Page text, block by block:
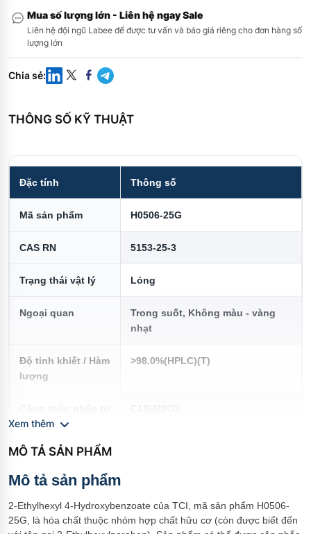
Mua số lượng lớn - Liên hệ ngay Sale
Liên hệ đội ngũ Labee để được tư vấn và báo giá riêng cho đơn hàng số
lượng lớn
Chia sẻ:
MÔ TẢ SẢN PHẨM
Mô tả sản phẩm
2-Ethylhexyl 4-Hydroxybenzoate của TCI, mã sản phẩm H0506-
25G, là hóa chất thuộc nhóm hợp chất hữu cơ (còn được biết đến
THÔNG SỐ KỸ THUẬT
Đặc tính Thông số
Mã sản phẩm H0506-25G
CAS RN 5153-25-3
Trạng thái vật lý Lỏng
Ngoại quan
Trong suốt, Không màu - vàng
nhạt
Độ tinh khiết / Hàm
lượng
>98.0%(HPLC)(T)
Tỷ trọng / Khối
lượng riêng
Điều kiện bảo
Đậy kín. Bảo quản nơi mát và tối.
Xem thêm